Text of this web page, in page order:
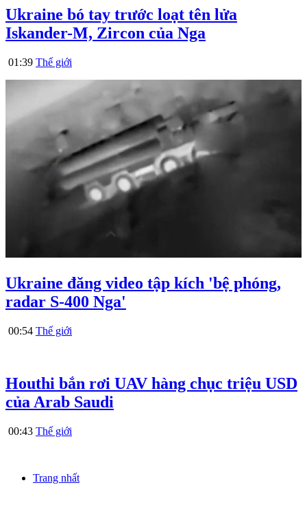
Ukraine bó tay trước loạt tên lửa
Iskander-M, Zircon của Nga
01:39 Thế giới
Ukraine đăng video tập kích 'bệ phóng,
radar S-400 Nga'
00:54 Thế giới
Houthi bắn rơi UAV hàng chục triệu USD
của Arab Saudi
00:43 Thế giới
Trang nhất